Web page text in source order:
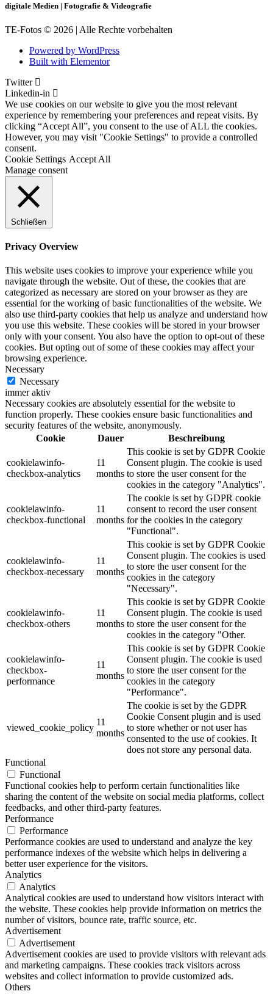
digitale Medien | Fotografie & Videografie
TE-Fotos © 2026 | Alle Rechte vorbehalten
Powered by WordPress
Built with Elementor
Twitter
Linkedin-in
We use cookies on our website to give you the most relevant
experience by remembering your preferences and repeat visits. By
clicking “Accept All”, you consent to the use of ALL the cookies.
However, you may visit "Cookie Settings" to provide a controlled
consent.
Cookie Settings Accept All
Manage consent
Schließen
Privacy Overview
This website uses cookies to improve your experience while you
navigate through the website. Out of these, the cookies that are
categorized as necessary are stored on your browser as they are
essential for the working of basic functionalities of the website. We
also use third-party cookies that help us analyze and understand how
you use this website. These cookies will be stored in your browser
only with your consent. You also have the option to opt-out of these
cookies. But opting out of some of these cookies may affect your
browsing experience.
Necessary
Necessary
immer aktiv
Necessary cookies are absolutely essential for the website to
function properly. These cookies ensure basic functionalities and
security features of the website, anonymously.
Cookie
Dauer Beschreibung
cookielawinfo-
checkbox-analytics
11
months
This cookie is set by GDPR Cookie
Consent plugin. The cookie is used
to store the user consent for the
cookies in the category "Analytics".
cookielawinfo-
checkbox-functional
11
months
The cookie is set by GDPR cookie
consent to record the user consent
for the cookies in the category
"Functional".
cookielawinfo-
checkbox-necessary
11
months
This cookie is set by GDPR Cookie
Consent plugin. The cookies is used
to store the user consent for the
cookies in the category
"Necessary".
cookielawinfo-
checkbox-others
11
months
This cookie is set by GDPR Cookie
Consent plugin. The cookie is used
to store the user consent for the
cookies in the category "Other.
cookielawinfo-
checkbox-
performance
11
months
This cookie is set by GDPR Cookie
Consent plugin. The cookie is used
to store the user consent for the
cookies in the category
"Performance".
viewed_cookie_policy
11
months
The cookie is set by the GDPR
Cookie Consent plugin and is used
to store whether or not user has
consented to the use of cookies. It
does not store any personal data.
Functional
Functional
Functional cookies help to perform certain functionalities like
sharing the content of the website on social media platforms, collect
feedbacks, and other third-party features.
Performance
Performance
Performance cookies are used to understand and analyze the key
performance indexes of the website which helps in delivering a
better user experience for the visitors.
Analytics
Analytics
Analytical cookies are used to understand how visitors interact with
the website. These cookies help provide information on metrics the
number of visitors, bounce rate, traffic source, etc.
Advertisement
Advertisement
Advertisement cookies are used to provide visitors with relevant ads
and marketing campaigns. These cookies track visitors across
websites and collect information to provide customized ads.
Others